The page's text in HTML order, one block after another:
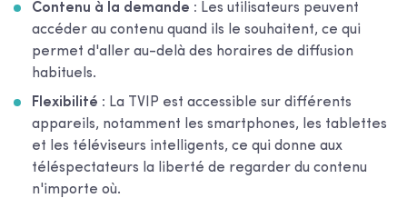
Contenu à la demande : Les utilisateurs peuvent
accéder au contenu quand ils le souhaitent, ce qui
permet d'aller au-delà des horaires de diffusion
habituels.
Flexibilité : La TVIP est accessible sur différents
appareils, notamment les smartphones, les tablettes
et les téléviseurs intelligents, ce qui donne aux
téléspectateurs la liberté de regarder du contenu
n'importe où.